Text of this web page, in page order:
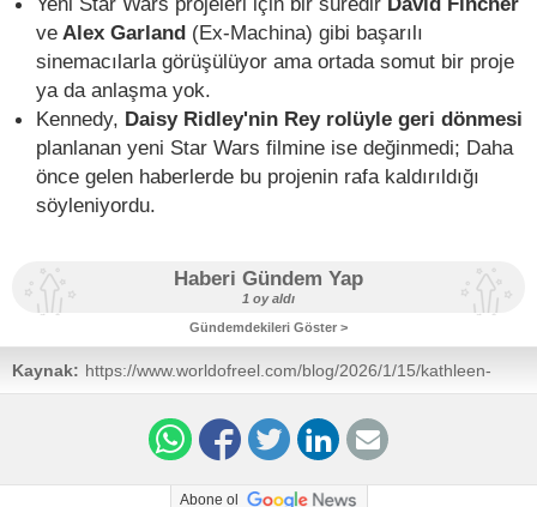
ve Alex Garland (Ex-Machina) gibi başarılı
sinemacılarla görüşülüyor ama ortada somut bir proje
ya da anlaşma yok.
Kennedy, Daisy Ridley'nin Rey rolüyle geri dönmesi
planlanan yeni Star Wars filmine ise değinmedi; Daha
önce gelen haberlerde bu projenin rafa kaldırıldığı
söyleniyordu.
Haberi Gündem Yap
1 oy aldı
Gündemdekileri Göster >
Kaynak: https://www.worldofreel.com/blog/2026/1/15/kathleen-
kennedy-reveals-the-fate-of-star-wars-films-from-fincher-
Abone ol